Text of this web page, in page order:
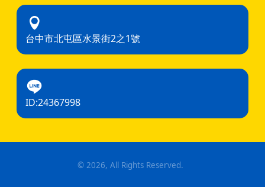
台中市北屯區水景街2之1號
ID:24367998
© 2026, All Rights Reserved.